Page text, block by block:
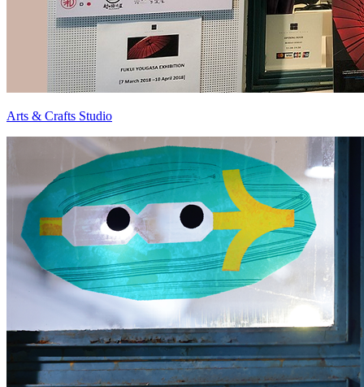
Arts & Crafts Studio